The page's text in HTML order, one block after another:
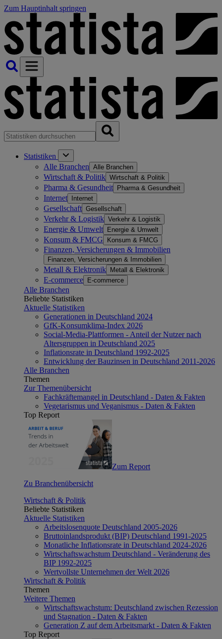
Zum Hauptinhalt springen
Statistiken
Alle Branchen Alle Branchen
Wirtschaft & Politik Wirtschaft & Politik
Pharma & Gesundheit Pharma & Gesundheit
Internet Internet
Gesellschaft Gesellschaft
Verkehr & Logistik Verkehr & Logistik
Energie & Umwelt Energie & Umwelt
Konsum & FMCG Konsum & FMCG
Finanzen, Versicherungen & Immobilien
Finanzen, Versicherungen & Immobilien
Metall & Elektronik Metall & Elektronik
E-commerce E-commerce
Alle Branchen
Beliebte Statistiken
Aktuelle Statistiken
Generationen in Deutschland 2024
GfK-Konsumklima-Index 2026
Social-Media-Plattformen - Anteil der Nutzer nach
Altersgruppen in Deutschland 2025
Inflationsrate in Deutschland 1992-2025
Entwicklung der Bauzinsen in Deutschland 2011-2026
Alle Branchen
Themen
Zur Themenübersicht
Fachkräftemangel in Deutschland - Daten & Fakten
Vegetarismus und Veganismus - Daten & Fakten
Top Report
Zum Report
Zu Branchenübersicht
Wirtschaft & Politik
Beliebte Statistiken
Aktuelle Statistiken
Arbeitslosenquote Deutschland 2005-2026
Bruttoinlandsprodukt (BIP) Deutschland 1991-2025
Monatliche Inflationsrate in Deutschland 2024-2026
Wirtschaftswachstum Deutschland - Veränderung des
BIP 1992-2025
Wertvollste Unternehmen der Welt 2026
Wirtschaft & Politik
Themen
Weitere Themen
Wirtschaftswachstum: Deutschland zwischen Rezession
und Stagnation - Daten & Fakten
Generation Z auf dem Arbeitsmarkt - Daten & Fakten
Top Report